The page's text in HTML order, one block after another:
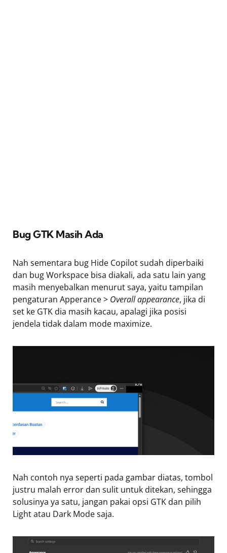
Bug GTK Masih Ada
Nah sementara bug Hide Copilot sudah diperbaiki
dan bug Workspace bisa diakali, ada satu lain yang
masih menyebalkan menurut saya, yaitu tampilan
pengaturan Apperance > Overall appearance, jika di
set ke GTK dia masih kacau, apalagi jika posisi
jendela tidak dalam mode maximize.
Nah contoh nya seperti pada gambar diatas, tombol
justru malah error dan sulit untuk ditekan, sehingga
solusinya ya satu, jangan pakai opsi GTK dan pilih
Light atau Dark Mode saja.